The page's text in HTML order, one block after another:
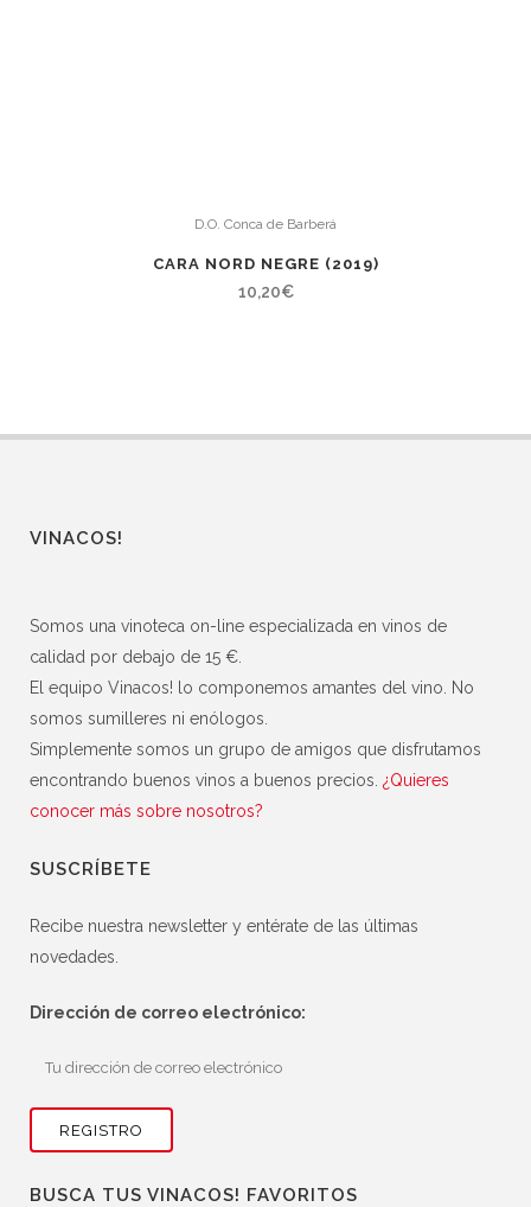
D.O. Conca de Barberá
CARA NORD NEGRE (2019)
10,20€
VINACOS!
Somos una vinoteca on-line especializada en vinos de
calidad por debajo de 15 €.
El equipo Vinacos! lo componemos amantes del vino. No
somos sumilleres ni enólogos.
Simplemente somos un grupo de amigos que disfrutamos
encontrando buenos vinos a buenos precios. ¿Quieres
conocer más sobre nosotros?
SUSCRÍBETE
Recibe nuestra newsletter y entérate de las últimas
novedades.
Dirección de correo electrónico:
BUSCA TUS VINACOS! FAVORITOS